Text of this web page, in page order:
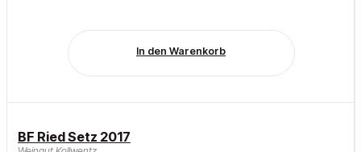
In den Warenkorb
BF Ried Setz 2017